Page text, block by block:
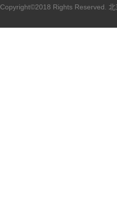
Copyright©2018 Rights Reserved.